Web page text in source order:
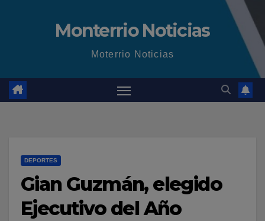
Monterrio Noticias
Moterrio Noticias
DEPORTES
Gian Guzmán, elegido
Ejecutivo del Año